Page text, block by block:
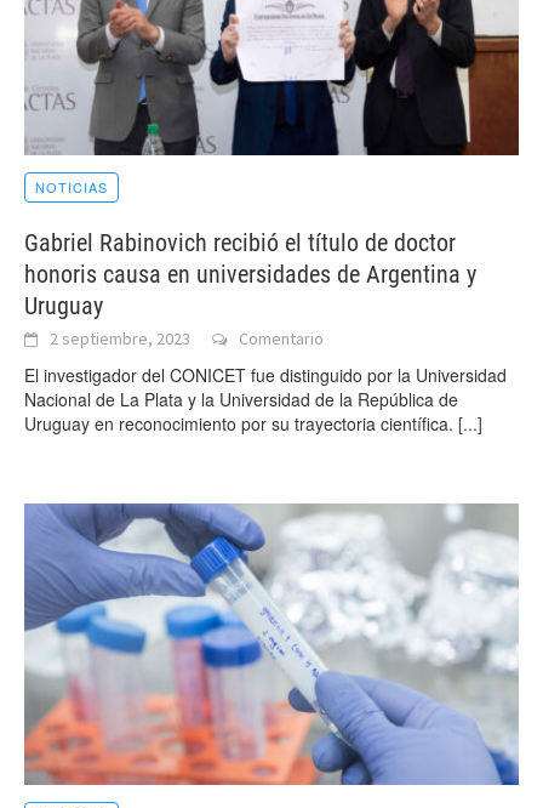
NOTICIAS
Gabriel Rabinovich recibió el título de doctor
honoris causa en universidades de Argentina y
Uruguay
2 septiembre, 2023 Comentario
El investigador del CONICET fue distinguido por la Universidad
Nacional de La Plata y la Universidad de la República de
Uruguay en reconocimiento por su trayectoria científica. [...]